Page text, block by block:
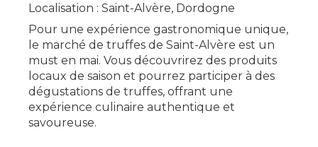
Localisation : Saint-Alvère, Dordogne
Pour une expérience gastronomique unique,
le marché de truffes de Saint-Alvère est un
must en mai. Vous découvrirez des produits
locaux de saison et pourrez participer à des
dégustations de truffes, offrant une
expérience culinaire authentique et
savoureuse.